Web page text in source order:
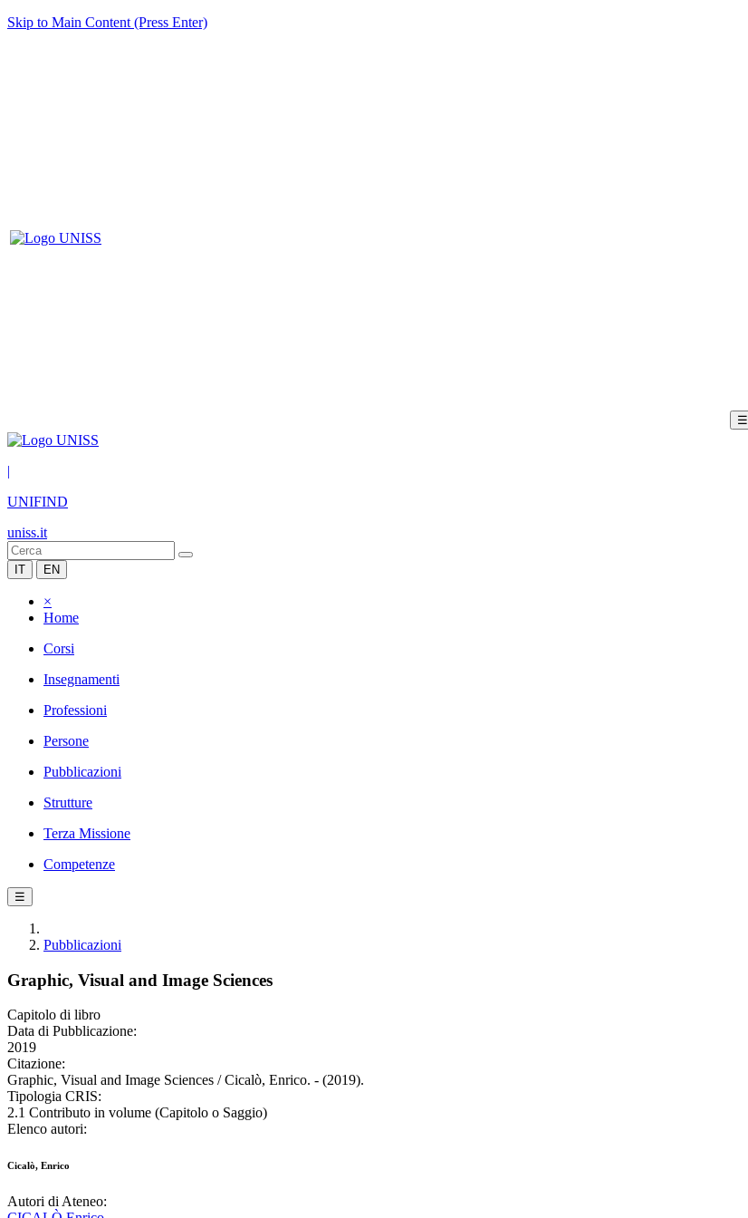
Skip to Main Content (Press Enter)
☰
|
UNIFIND
uniss.it
IT EN
×
Home
Corsi
Insegnamenti
Professioni
Persone
Pubblicazioni
Strutture
Terza Missione
Competenze
☰
Pubblicazioni
Graphic, Visual and Image Sciences
Capitolo di libro
Data di Pubblicazione:
2019
Citazione:
Graphic, Visual and Image Sciences / Cicalò, Enrico. - (2019).
Tipologia CRIS:
2.1 Contributo in volume (Capitolo o Saggio)
Elenco autori:
Cicalò, Enrico
Autori di Ateneo: